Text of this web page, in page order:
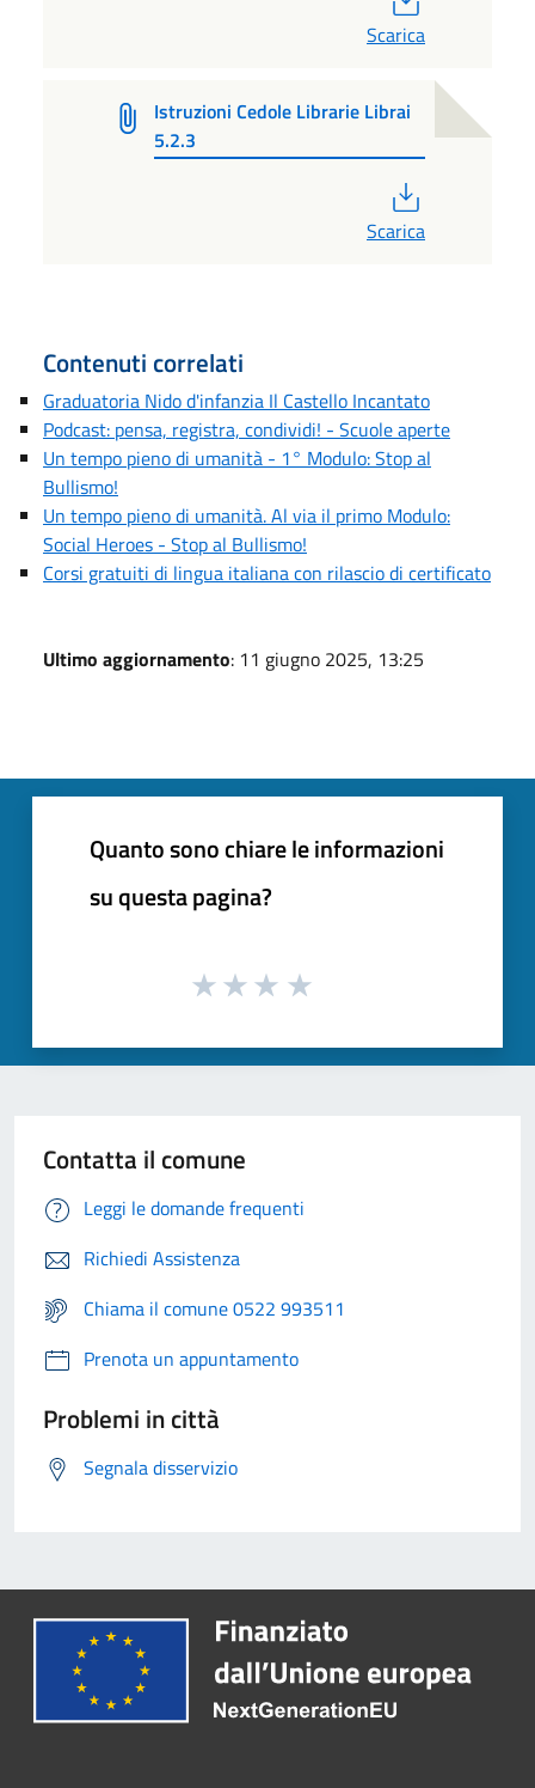
Scarica
Istruzioni Cedole Librarie Librai
5.2.3
Scarica
Contenuti correlati
Graduatoria Nido d'infanzia Il Castello Incantato
Podcast: pensa, registra, condividi! - Scuole aperte
Un tempo pieno di umanità - 1° Modulo: Stop al
Bullismo!
Un tempo pieno di umanità. Al via il primo Modulo:
Social Heroes - Stop al Bullismo!
Corsi gratuiti di lingua italiana con rilascio di certificato
Ultimo aggiornamento: 11 giugno 2025, 13:25
Quanto sono chiare le informazioni
su questa pagina?
Contatta il comune
Leggi le domande frequenti
Richiedi Assistenza
Chiama il comune 0522 993511
Prenota un appuntamento
Problemi in città
Segnala disservizio